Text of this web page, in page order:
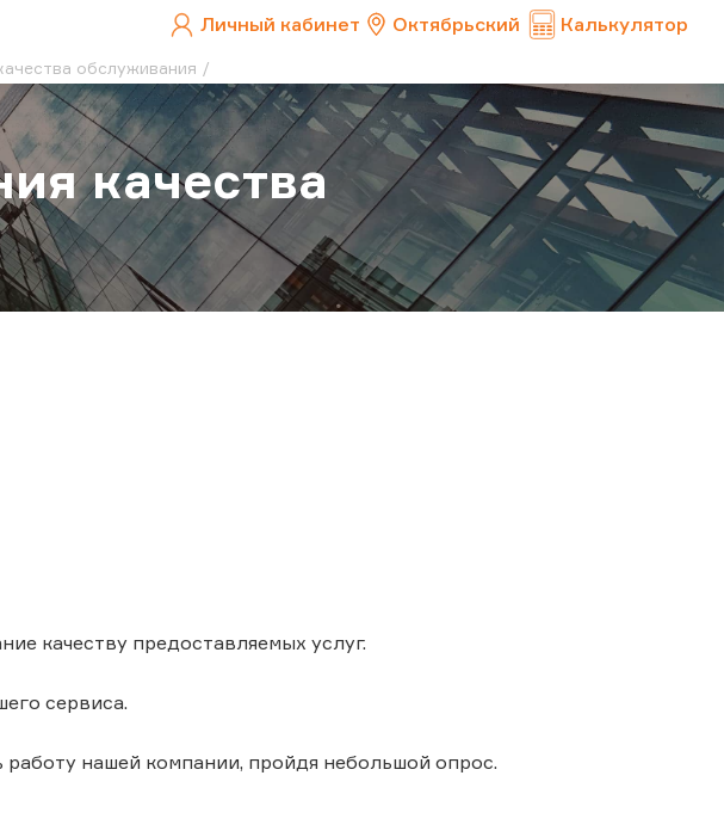
Личный кабинет Октябрьский Калькулятор
обслуживания
качества
качеству предоставляемых услуг.
сервиса.
нашей компании, пройдя небольшой опрос.